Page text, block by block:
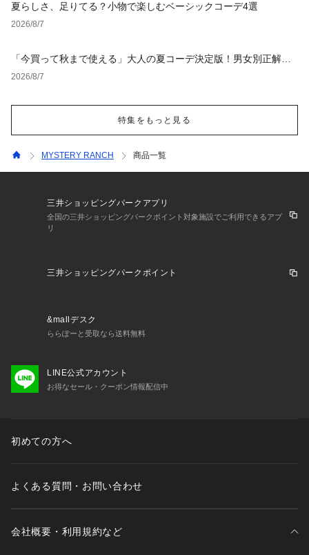
夏らしさ、足りてる？小物で楽しむベーシックコーデ4選
2026/8/7
「今買って秋まで使える」大人の夏コーデ決定版！男女別正解ス
タイルとNGな着こなし
2026/8/7
特集をもっと見る
MYSTERY RANCH 商品一覧
三井ショッピングパークアプリ
全国の三井ショッピングパークポイント対象施設でご利用できるアプ
リ
三井ショッピングパークポイント
&mallデスク
ららぽーと受取なら送料無料
LINE公式アカウント
お得なセール・クーポン情報配信中
初めての方へ
よくある質問・お問い合わせ
会社概要・利用規約など